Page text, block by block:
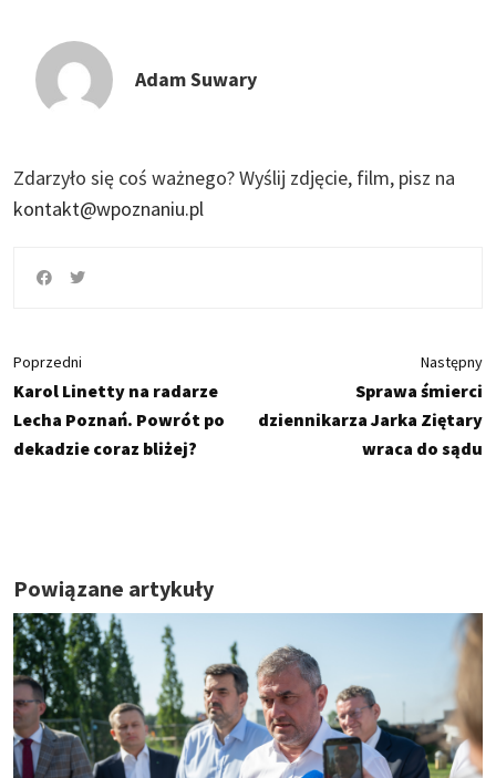
Adam Suwary
Zdarzyło się coś ważnego?Wyślij zdjęcie, film, pisz na
kontakt@wpoznaniu.pl
Poprzedni
Karol Linetty na radarze
Lecha Poznań. Powrót po
dekadzie coraz bliżej?
Następny
Sprawa śmierci
dziennikarza Jarka Ziętary
wraca do sądu
Powiązane artykuły